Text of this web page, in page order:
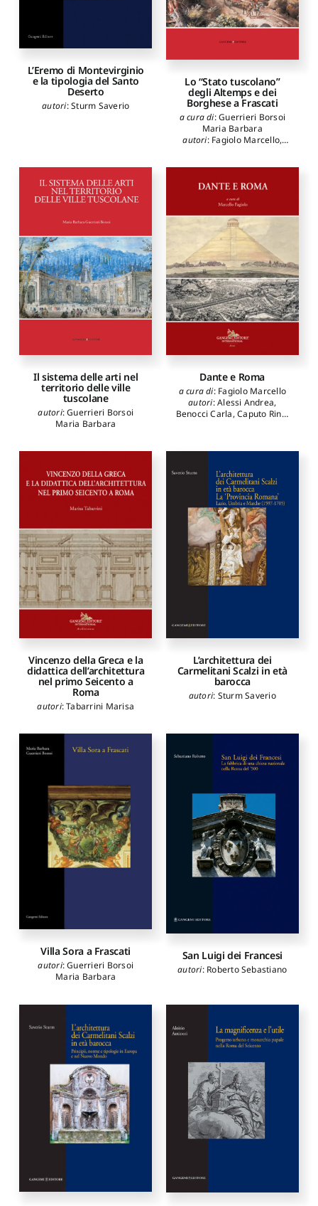
L’Eremo di Montevirginio
e la tipologia del Santo
Deserto
autori:Sturm Saverio
Lo “Stato tuscolano”
degli Altemps e dei
Borghese a Frascati
a cura di:Guerrieri Borsoi
Maria Barbara
autori: Fagiolo Marcello,
Il sistema delle arti nel
territorio delle ville
tuscolane
autori:Guerrieri Borsoi
Maria Barbara
Dante e Roma
a cura di: Fagiolo Marcello
autori:Alessi Andrea,
Benocci Carla,Caputo Rino,
Pietro
,Longo Nicola
Panetta Vito Rocco,Procida
Elisabetta,Quaglioni Diego
Ribichini Luca,Romano
Serena,Teodonio Marcello
Vincenzo della Greca e la
didattica dell’architettura
nel primo Seicento a
Roma
autori:Tabarrini Marisa
L’architettura dei
Carmelitani Scalzi in età
barocca
autori: Sturm Saverio
Villa Sora a Frascati
autori:Guerrieri Borsoi
Maria Barbara
San Luigi dei Francesi
autori: Roberto Sebastiano